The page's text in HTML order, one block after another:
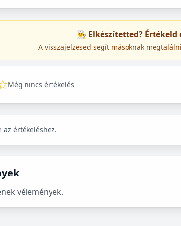
👨‍🍳 Elkészítetted?
A visszajelzésed segít másoknak
Még nincs értékelés
az értékeléshez.
vélemények.